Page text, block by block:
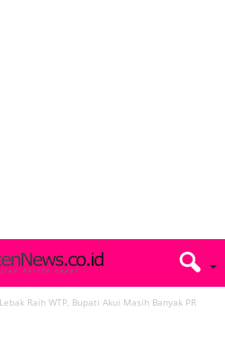
Raih WTP, Bupati Akui Masih Banyak PR